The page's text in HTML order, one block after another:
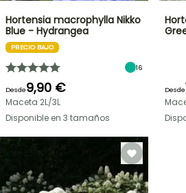
Hortensia macrophylla Nikko
Blue - Hydrangea
PRECIO BAJO
16
Desde9,90 €
Maceta 2L/3L
Disponible en 3 tamaños
Desde